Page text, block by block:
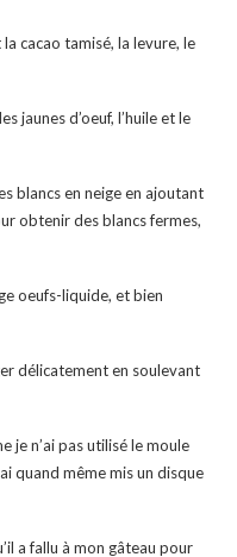
cacao tamisé, la levure, le
jaunes d’oeuf, l’huile et le
blancs en neige en ajoutant
obtenir des blancs fermes,
oeufs-liquide, et bien
délicatement en soulevant
je n’ai pas utilisé le moule
quand même mis un disque
a fallu à mon gâteau pour